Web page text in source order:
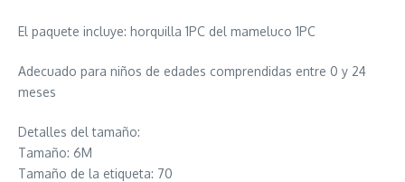
El paquete incluye: horquilla 1PC del mameluco 1PC
Adecuado para niños de edades comprendidas entre 0 y 24
meses
Detalles del tamaño:
Tamaño: 6M
Tamaño de la etiqueta: 70